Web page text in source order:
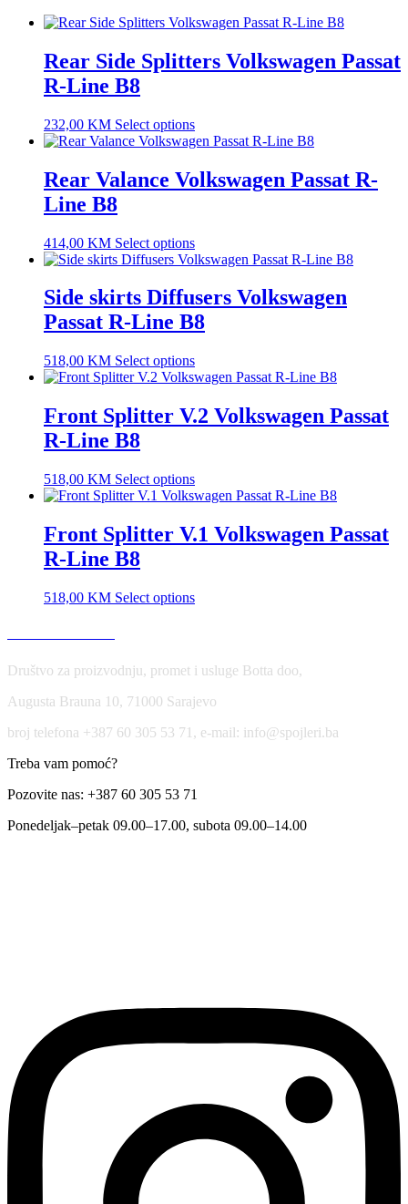
Rear Side Splitters Volkswagen Passat
R-Line B8
232,00 KM Select options
Rear Valance Volkswagen Passat R-
Line B8
414,00 KM Select options
Side skirts Diffusers Volkswagen
Passat R-Line B8
518,00 KM Select options
Front Splitter V.2 Volkswagen Passat
R-Line B8
518,00 KM Select options
Front Splitter V.1 Volkswagen Passat
R-Line B8
518,00 KM Select options
Društvo za proizvodnju, promet i usluge Botta doo,
Augusta Brauna 10, 71000 Sarajevo
broj telefona +387 60 305 53 71, e-mail: info@spojleri.ba
Treba vam pomoć?
Pozovite nas: +387 60 305 53 71
Ponedeljak–petak 09.00–17.00, subota 09.00–14.00